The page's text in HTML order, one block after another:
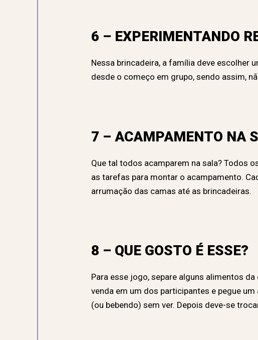
6 – EXPERIMENTANDO
Nessa brincadeira, a família deve escolher
desde o começo em grupo, sendo assim,
7 – ACAMPAMENTO NA
Que tal todos acamparem na sala? Todos
as tarefas para montar o acampamento.
arrumação das camas até as brincadeiras.
8 – QUE GOSTO É ESSE?
Para esse jogo, separe alguns alimentos
venda em um dos participantes e pegue
(ou bebendo) sem ver. Depois deve-se